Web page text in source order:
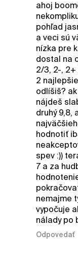
ahoj
pohľad
a veci sú
nízka pre
dostal na
2/3, 2-, 2+
2
odlíšiš?
nájdeš
druhý 9,8,
hodnotiť
spev :))
7 a za
nemajme
vypočuje
nálady po
Odpovedať